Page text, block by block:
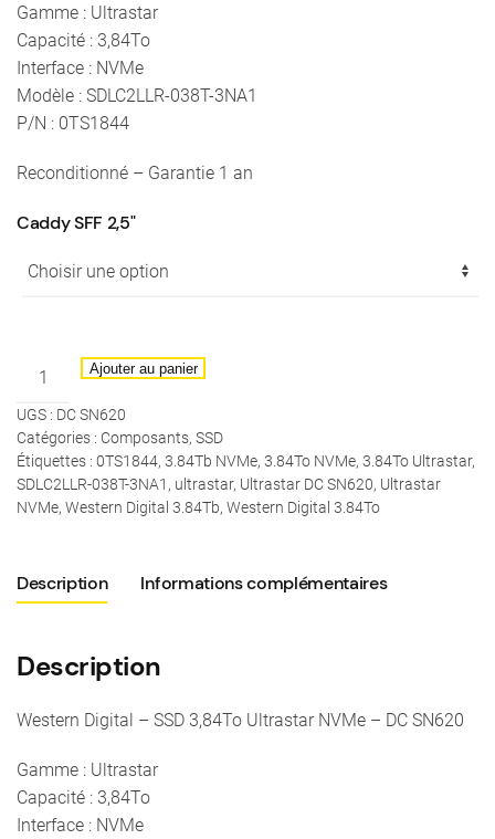
Gamme : Ultrastar
Capacité : 3,84To
Interface : NVMe
Modèle : SDLC2LLR-038T-3NA1
P/N : 0TS1844
Reconditionné – Garantie 1 an
Caddy SFF 2,5"
quantité
Western
Digital
-
SSD
NVMe
SN620
Ajouter au panier
UGS : DC SN620
Catégories : Composants, SSD
Étiquettes : 0TS1844, 3.84Tb NVMe, 3.84To NVMe, 3.84To Ultrastar,
SDLC2LLR-038T-3NA1 , ultrastar, Ultrastar DC SN620, Ultrastar
NVMe, Western Digital 3.84Tb, Western Digital 3.84To
Description Informations complémentaires
Description
Western Digital – SSD 3,84To Ultrastar NVMe – DC SN620
Gamme : Ultrastar
Capacité : 3,84To
Interface : NVMe